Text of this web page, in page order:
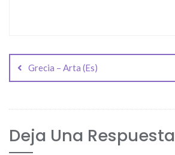
de
entradas
Grecia – Arta (Es)
Deja Una Respuesta